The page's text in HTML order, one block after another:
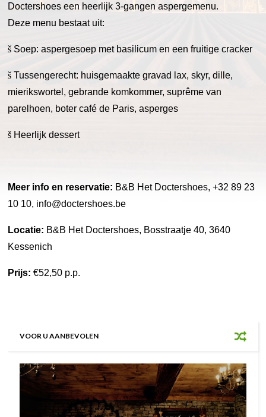
Doctershoes een heerlijk 3-gangen aspergemenu.
Deze menu bestaat uit:
š Soep: aspergesoep met basilicum en een fruitige cracker
š Tussengerecht: huisgemaakte gravad lax, skyr, dille,
mierikswortel, gebrande komkommer, suprême van
parelhoen, boter café de Paris, asperges
š Heerlijk dessert
Meer info en reservatie: B&B Het Doctershoes, +32 89 23
10 10, info@doctershoes.be
Locatie: B&B Het Doctershoes, Bosstraatje 40,3640
Kessenich
Prijs:€52,50 p.p.
VOOR U AANBEVOLEN